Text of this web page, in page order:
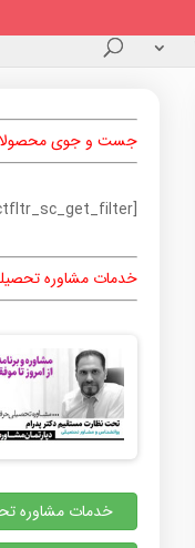
جست و جوی
[prdctfltr_sc_get_filter]
خدمات مشاوره
خدمات مشاوره